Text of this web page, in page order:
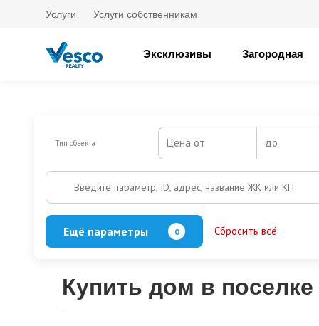
Услуги Услуги собственникам
Эксклюзивы Загородная
Тип объекта Цена от до
Введите параметр, ID, адрес, название ЖК или КП
Ещё параметры 0 Сбросить всё
Купить дом в